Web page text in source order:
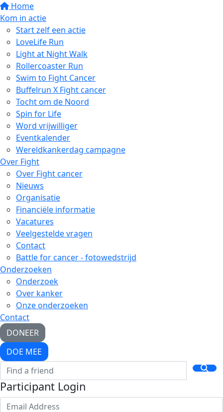
Home
Kom in actie
Start zelf een actie
LoveLife Run
Light at Night Walk
Rollercoaster Run
Swim to Fight Cancer
Buffelrun X Fight cancer
Tocht om de Noord
Spin for Life
Word vrijwilliger
Eventkalender
Wereldkankerdag campagne
Over Fight
Over Fight cancer
Nieuws
Organisatie
Financiële informatie
Vacatures
Veelgestelde vragen
Contact
Battle for cancer - fotowedstrijd
Onderzoeken
Onderzoek
Over kanker
Onze onderzoeken
Contact
DONEER
DOE MEE
Participant Login